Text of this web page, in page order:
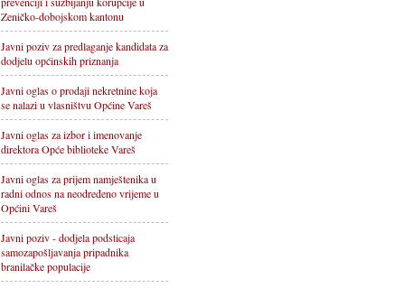
Zeničko-dobojskom kantonu
Javni poziv za predlaganje kandidata za
dodjelu općinskih priznanja
Javni oglas o prodaji nekretnine koja
se nalazi u vlasništvu Općine Vareš
Javni oglas za izbor i imenovanje
direktora Opće biblioteke Vareš
Javni oglas za prijem namještenika u
radni odnos na neodređeno vrijeme u
Općini Vareš
Javni poziv - dodjela podsticaja
samozapošljavanja pripadnika
branilačke populacije